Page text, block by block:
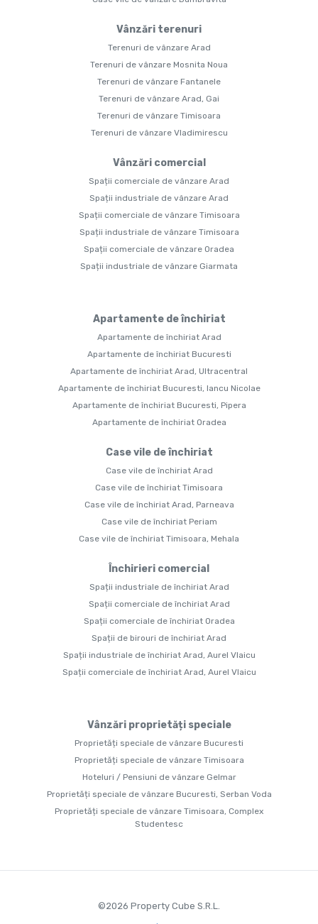
Vânzări terenuri
Terenuri de vânzare Arad
Terenuri de vânzare Mosnita Noua
Terenuri de vânzare Fantanele
Terenuri de vânzare Arad, Gai
Terenuri de vânzare Timisoara
Terenuri de vânzare Vladimirescu
Vânzări comercial
Spații comerciale de vânzare Arad
Spații industriale de vânzare Arad
Spații comerciale de vânzare Timisoara
Spații industriale de vânzare Timisoara
Spații comerciale de vânzare Oradea
Spații industriale de vânzare Giarmata
Apartamente de închiriat
Apartamente de închiriat Arad
Apartamente de închiriat Bucuresti
Apartamente de închiriat Arad, Ultracentral
Apartamente de închiriat Bucuresti, Iancu Nicolae
Apartamente de închiriat Bucuresti, Pipera
Apartamente de închiriat Oradea
Case vile de închiriat
Case vile de închiriat Arad
Case vile de închiriat Timisoara
Case vile de închiriat Arad, Parneava
Case vile de închiriat Periam
Case vile de închiriat Timisoara, Mehala
Închirieri comercial
Spații industriale de închiriat Arad
Spații comerciale de închiriat Arad
Spații comerciale de închiriat Oradea
Spații de birouri de închiriat Arad
Spații industriale de închiriat Arad, Aurel Vlaicu
Spații comerciale de închiriat Arad, Aurel Vlaicu
Vânzări proprietăți speciale
Proprietăți speciale de vânzare Bucuresti
Proprietăți speciale de vânzare Timisoara
Hoteluri / Pensiuni de vânzare Gelmar
Proprietăți speciale de vânzare Bucuresti, Serban Voda
Proprietăți speciale de vânzare Timisoara, Complex
Studentesc
©2026 Property Cube S.R.L.